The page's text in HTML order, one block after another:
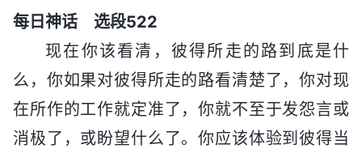
每日神话 选段522
现在你该看清，彼得所走的路到底是什
么，你如果对彼得所走的路看清楚了，你对现
在所作的工作就定准了，你就不至于发怨言或
消极了，或盼望什么了。你应该体验到彼得当